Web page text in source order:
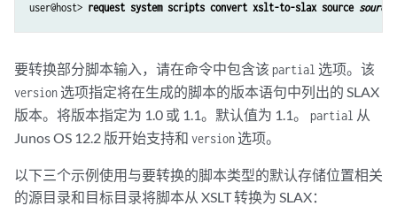
user@host> request system scripts convert xslt-to-slax source
要转换部分脚本输入，请在命令中包含该 partial 选项。该
version 选项指定将在生成的脚本的版本语句中列出的 SLAX
版本。将版本指定为 1.0 或 1.1。默认值为 1.1。 partial 从
Junos OS 12.2 版开始支持和 version 选项。
以下三个示例使用与要转换的脚本类型的默认存储位置相关
的源目录和目标目录将脚本从 XSLT 转换为 SLAX：